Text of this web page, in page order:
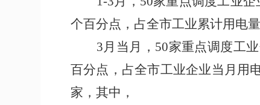
个百分点 ，占全市工业累计用电
3月当月， 50家重点调度工
百分点 ， 占全市工业企业当月用
家，其中，